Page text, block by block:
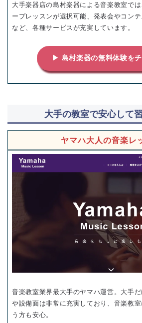
大手楽器店の島村楽器による音楽教室で
ープレッスンが選択可能、発表会やコン
など、各種サービスが充実しています。
▶ 島村楽器の無料体験をチ
大手の教室で安心して
ヤマハ大人の音楽レ
音楽教室業界最大手のヤマハ運営。大手
や設備面は非常に充実しており、音楽教
う方も安心。